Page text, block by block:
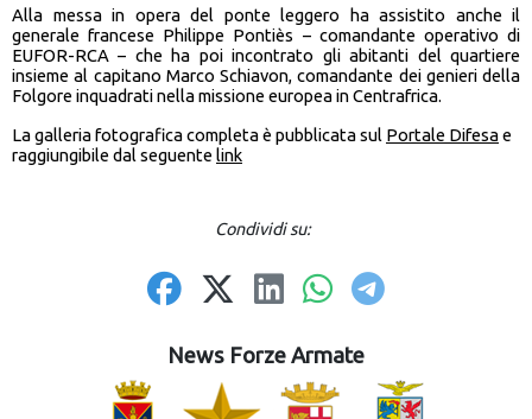
Alla messa in opera del ponte leggero ha assistito anche il
generale francese Philippe Pontiès – comandante operativo di
EUFOR-RCA – che ha poi incontrato gli abitanti del quartiere
insieme al capitano Marco Schiavon, comandante dei genieri della
Folgore inquadrati nella missione europea in Centrafrica.
La galleria fotografica completa è pubblicata sul Portale Difesae
raggiungibile dal seguente link
Condividi su:
News Forze Armate